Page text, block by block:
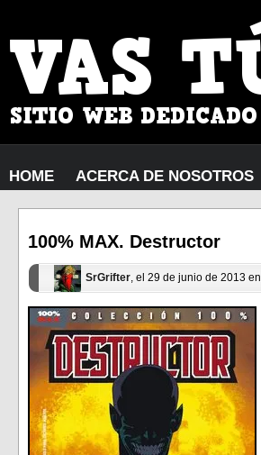
HOME ACERCA DE NOSOTROS
100% MAX. Destructor
SrGrifter, el 29 de junio de 2013 en